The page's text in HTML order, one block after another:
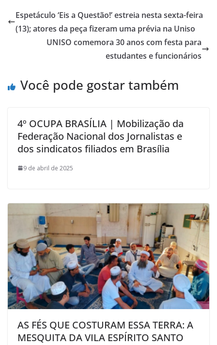
Espetáculo ‘Eis a Questão!’ estreia nesta sexta-feira
(13); atores da peça fizeram uma prévia na Uniso
UNISO comemora 30 anos com festa para
estudantes e funcionários
Você pode gostar também
4º OCUPA BRASÍLIA | Mobilização da
Federação Nacional dos Jornalistas e
dos sindicatos filiados em Brasília
9 de abril de 2025
AS FÉS QUE COSTURAM ESSA TERRA: A
MESQUITA DA VILA ESPÍRITO SANTO